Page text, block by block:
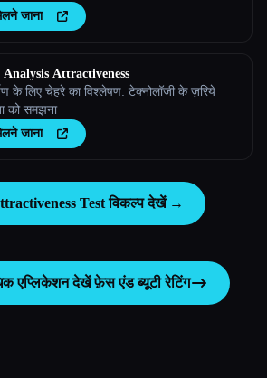
है।जाना
Analysis Attractiveness
के लिए चेहरे का विश्लेषण: टेक्नोलॉजी के ज़रिये
को समझना
जाना
Test विकल्प देखें →
एप्लिकेशन देखेंफ़ेस एंड ब्यूटी रेटिंग